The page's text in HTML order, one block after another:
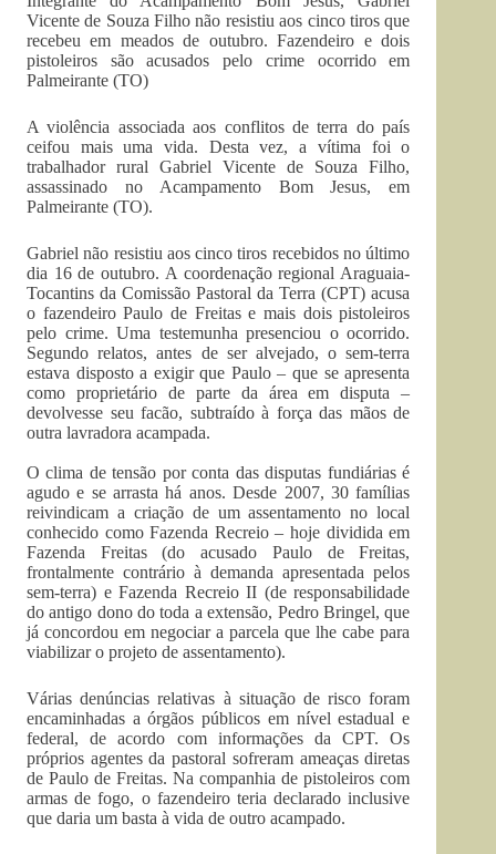
Vicente de Souza Filho não resistiu aos cinco tiros que
recebeu em meados de outubro. Fazendeiro e dois
pistoleiros são acusados pelo crime ocorrido em
Palmeirante (TO)
A violência associada aos conflitos de terra do país
ceifou mais uma vida. Desta vez, a vítima foi o
trabalhador rural Gabriel Vicente de Souza Filho,
assassinado no Acampamento Bom Jesus, em
Palmeirante (TO).
Gabriel não resistiu aos cinco tiros recebidos no último
dia 16 de outubro. A coordenação regional Araguaia-
Tocantins da Comissão Pastoral da Terra (CPT) acusa
o fazendeiro Paulo de Freitas e mais dois pistoleiros
pelo crime. Uma testemunha presenciou o ocorrido.
Segundo relatos, antes de ser alvejado, o sem-terra
estava disposto a exigir que Paulo – que se apresenta
como proprietário de parte da área em disputa –
devolvesse seu facão, subtraído à força das mãos de
outra lavradora acampada.
O clima de tensão por conta das disputas fundiárias é
agudo e se arrasta há anos. Desde 2007, 30 famílias
reivindicam a criação de um assentamento no local
conhecido como Fazenda Recreio – hoje dividida em
Fazenda Freitas (do acusado Paulo de Freitas,
frontalmente contrário à demanda apresentada pelos
sem-terra) e Fazenda Recreio II (de responsabilidade
do antigo dono do toda a extensão, Pedro Bringel, que
já concordou em negociar a parcela que lhe cabe para
viabilizar o projeto de assentamento).
Várias denúncias relativas à situação de risco foram
encaminhadas a órgãos públicos em nível estadual e
federal, de acordo com informações da CPT. Os
próprios agentes da pastoral sofreram ameaças diretas
de Paulo de Freitas. Na companhia de pistoleiros com
armas de fogo, o fazendeiro teria declarado inclusive
que daria um basta à vida de outro acampado.